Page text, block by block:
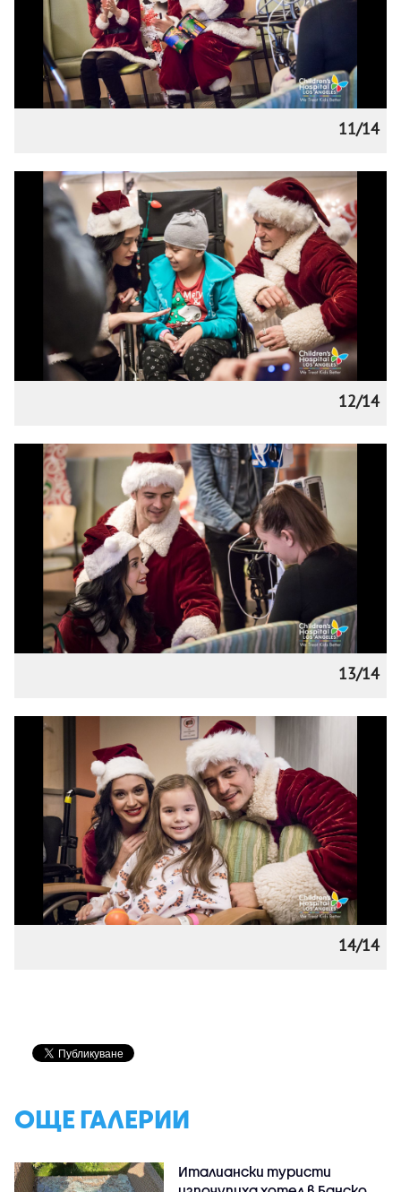
11/14
12/14
13/14
14/14
ОЩЕ ГАЛЕРИИ
Италиански туристи